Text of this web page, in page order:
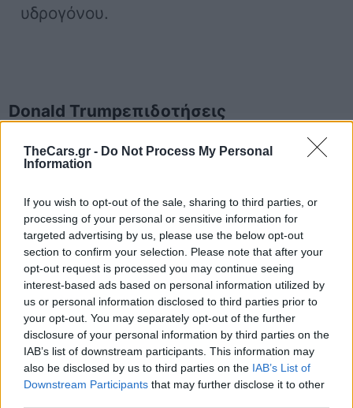
TheCars.gr - Do Not Process My Personal
Information
If you wish to opt-out of the sale, sharing to third parties, or
processing of your personal or sensitive information for
targeted advertising by us, please use the below opt-out
section to confirm your selection. Please note that after your
opt-out request is processed you may continue seeing
interest-based ads based on personal information utilized by
us or personal information disclosed to third parties prior to
your opt-out. You may separately opt-out of the further
disclosure of your personal information by third parties on the
IAB’s list of downstream participants. This information may
also be disclosed by us to third parties on the IAB’s List of
Downstream Participants that may further disclose it to other
υδρογόνου.
Donald Trumpεπιδοτήσεις
Δείτε επίσης